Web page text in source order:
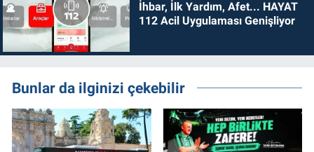
İhbar, İlk Yardım, Afet... HAYAT
112 Acil Uygulaması Genişliyor
Bunlar da ilginizi çekebilir